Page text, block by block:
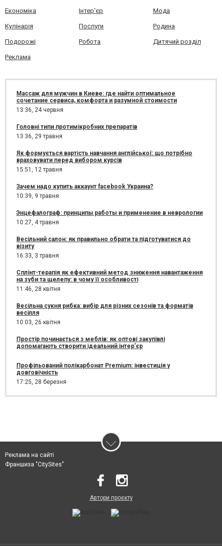
Економіка Інтер'єр Мода
Кулінарія Послуги Родина
Подорожі Робота Дитячий розділ
Реклама
Массаж для мужчин в Киеве: где найти оптимальное
сочетание сервиса, комфорта и разумной стоимости
13:36, 24 червня
Головні типи протимікробних препаратів
13:36, 29 травня
Як формується вартість навчання англійської: що потрібно
враховувати перед вибором курсів
15:51, 12 травня
Зачем надо купить аккаунт facebook Украина?
10:39, 9 травня
Энцефалограф: принципы работы и применение в неврологии
10:27, 4 травня
Весільний салон: як правильно обрати та підготуватися до
візиту
16:33, 3 травня
Сплінт-терапія як ефективний метод зниження навантаження
на зуби та щелепу: в чому її особливості
11:46, 28 квітня
Весільна сукня рибка: вибір для різних сезонів та форматів
весілля
10:03, 26 квітня
Простір починається з меблів: як оптові закупівлі
допомагають створити ідеальний інтер’єр
Профільований полікарбонат Premium: інвестиція у
довговічність
17:25, 28 березня
Реклама на сайті
Франшиза "CitySites"
Автори проєкту